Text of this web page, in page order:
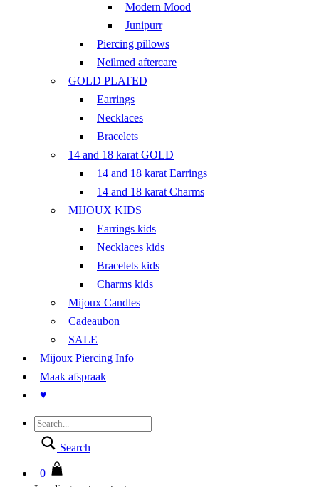
Modern Mood
Junipurr
Piercing pillows
Neilmed aftercare
GOLD PLATED
Earrings
Necklaces
Bracelets
14 and 18 karat GOLD
14 and 18 karat Earrings
14 and 18 karat Charms
MIJOUX KIDS
Earrings kids
Necklaces kids
Bracelets kids
Charms kids
Mijoux Candles
Cadeaubon
SALE
Mijoux Piercing Info
Maak afspraak
♥︎
Search
0